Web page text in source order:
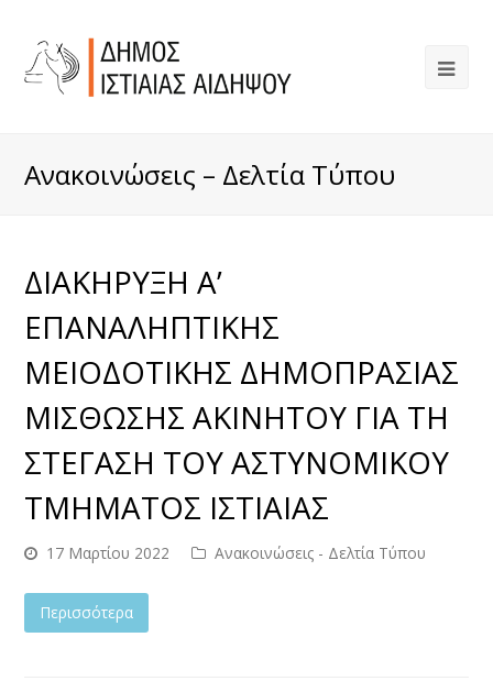
Ανακοινώσεις – Δελτία Τύπου
ΔΙΑΚΗΡΥΞΗ Α’
ΕΠΑΝΑΛΗΠΤΙΚΗΣ
ΜΕΙΟΔΟΤΙΚΗΣ ΔΗΜΟΠΡΑΣΙΑΣ
ΜΙΣΘΩΣΗΣ ΑΚΙΝΗΤΟΥ ΓΙΑ ΤΗ
ΣΤΕΓΑΣΗ ΤΟΥ ΑΣΤΥΝΟΜΙΚΟΥ
ΤΜΗΜΑΤΟΣ ΙΣΤΙΑΙΑΣ
17 Μαρτίου 2022 Ανακοινώσεις - Δελτία Τύπου
Περισσότερα